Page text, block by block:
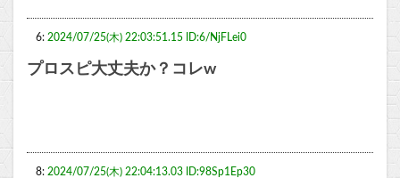
6: 2024/07/25(木) 22:03:51.15 ID:6/NjFLei0
プロスピ大丈夫か？コレw
8: 2024/07/25(木) 22:04:13.03 ID:98Sp1Ep30